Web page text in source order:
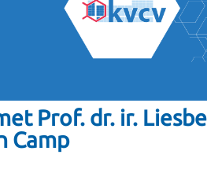
Prof. dr. ir.
Camp